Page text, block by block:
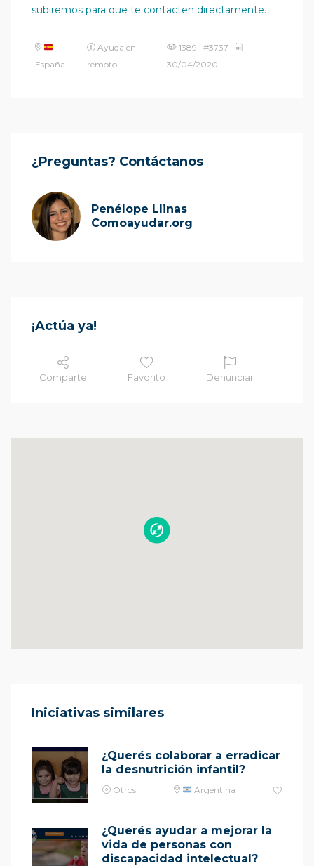
subiremos para que te contacten directamente.
España
Ayuda en
remoto
1389 #3737
30/04/2020
¿Preguntas? Contáctanos
Penélope Llinas
Comoayudar.org
¡Actúa ya!
Comparte Favorito Denunciar
Iniciativas similares
¿Querés colaborar a erradicar
la desnutrición infantil?
Otros Argentina
¿Querés ayudar a mejorar la
vida de personas con
discapacidad intelectual?